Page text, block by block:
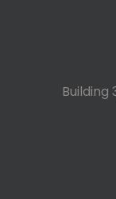
Building